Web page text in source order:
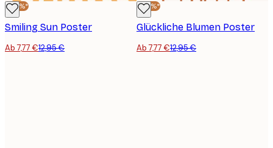
-40%*
Smiling Sun Poster
Ab 7,77 €12,95 €
-40%*
Glückliche Blumen Poster
Ab 7,77 €12,95 €